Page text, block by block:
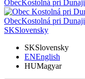
ObecKostolná pri Dunaji
ObecKostolná pri Dunaji
SKSlovensky
SKSlovensky
ENEnglish
HUMagyar